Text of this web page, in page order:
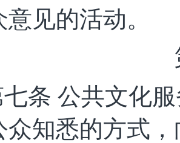
见的活动。
条 公共文化
众知悉的方式